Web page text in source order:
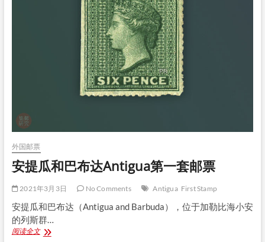
外国邮票
安提瓜和巴布达Antigua第一套邮票
2021年3月3日 No Comments Antigua First Stamp
安提瓜和巴布达（Antigua and Barbuda），位于加勒比海小安
的列斯群…
阅读全文安